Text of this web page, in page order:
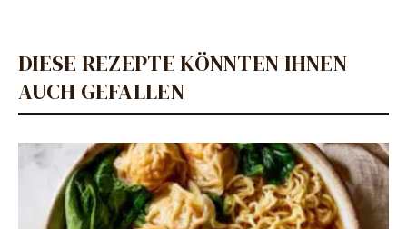
DIESE REZEPTE KÖNNTEN IHNEN
AUCH GEFALLEN